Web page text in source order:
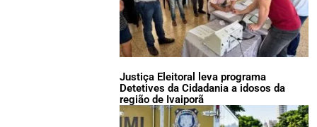
Justiça Eleitoral leva programa
Detetives da Cidadania a idosos da
região de Ivaiporã